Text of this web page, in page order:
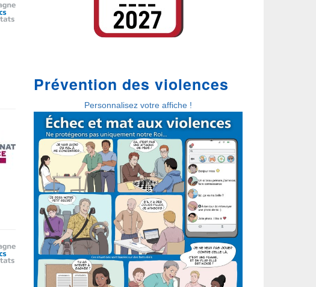
Prévention des violences
Personnalisez votre affiche !